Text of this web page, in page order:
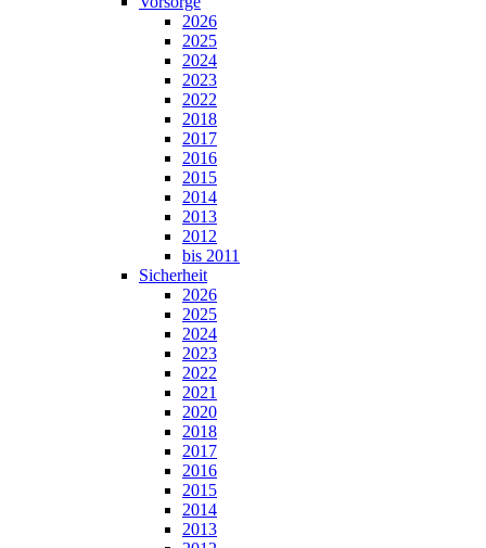
2026
2025
2024
2023
2022
2018
2017
2016
2015
2014
2013
2012
bis 2011
Sicherheit
2026
2025
2024
2023
2022
2021
2020
2018
2017
2016
2015
2014
2013